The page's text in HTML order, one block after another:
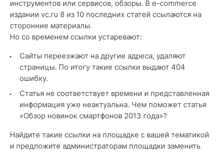
инструментов или сервисов, обзоры. В e-commerce
издании vc.ru 8 из 10 последних статей ссылаются на
сторонние материалы.
Но со временем ссылки устаревают:
Сайты переезжают на другие адреса, удаляют
страницы. По итогу такие ссылки выдают 404
ошибку.
Статья не соответствует времени и представленная
информация уже неактуальна. Чем поможет статья
«Обзор новинок смартфонов 2013 года»?
Найдите такие ссылки на площадке с вашей тематикой
и предложите администраторам площадки заменить